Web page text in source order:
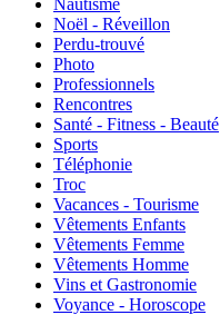
Noël - Réveillon
Perdu-trouvé
Photo
Professionnels
Rencontres
Santé - Fitness - Beauté
Sports
Téléphonie
Troc
Vacances - Tourisme
Vêtements Enfants
Vêtements Femme
Vêtements Homme
Vins et Gastronomie
Voyance - Horoscope